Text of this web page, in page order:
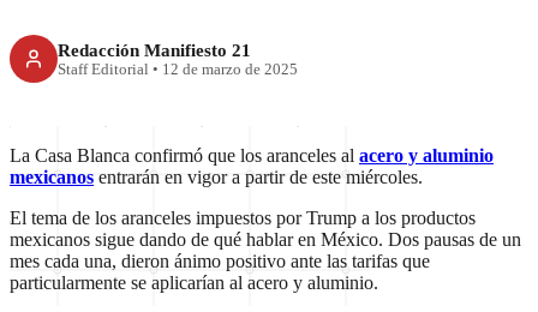
Redacción Manifiesto 21
Staff Editorial • 12 de marzo de 2025
La Casa Blanca confirmó que los aranceles al acero y aluminio
mexicanos entrarán en vigor a partir de este miércoles.
El tema de los aranceles impuestos por Trump a los productos
mexicanos sigue dando de qué hablar en México. Dos pausas de un
mes cada una, dieron ánimo positivo ante las tarifas que
particularmente se aplicarían al acero y aluminio.